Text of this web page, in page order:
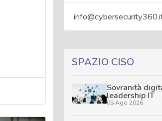
SPAZIO CISO
Sovranità
leadership IT
05 Ago 2026